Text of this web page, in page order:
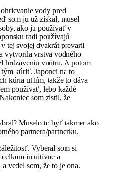
vody pred
som ju už získal, musel
ako ju používať v
radi používajú
tej svojej dvakrát prevaril
vytvorila vrstva vodného
hrdzaveniu vnútra. A potom
kúriť. Japonci na to
kúria uhlím, takže to dáva
používať, lebo každé
som zistil, že
Muselo to byť takmer ako
partnera/partnerku.
Vyberal som si
intuitívne a
vedel som, že to je ona.